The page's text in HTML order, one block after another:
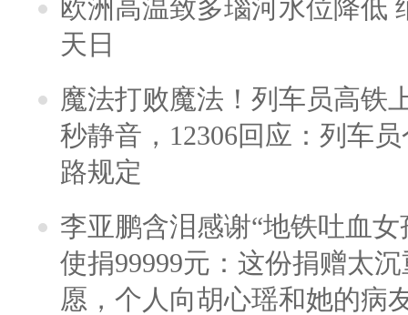
欧洲高温致多瑙河水位降低
天日
魔法打败魔法！列车员高铁
秒静音，12306回应：列车
路规定
李亚鹏含泪感谢“地铁吐血
使捐99999元：这份捐赠太
愿，个人向胡心瑶和她的病